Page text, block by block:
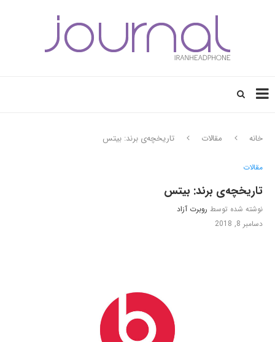
خانه مقالات تاریخچه‌ی برند: بیتس
مقالات
تاریخچه‌ی برند: بیتس
نوشته شده توسط روبرت آزاد
دسامبر 8, 2018